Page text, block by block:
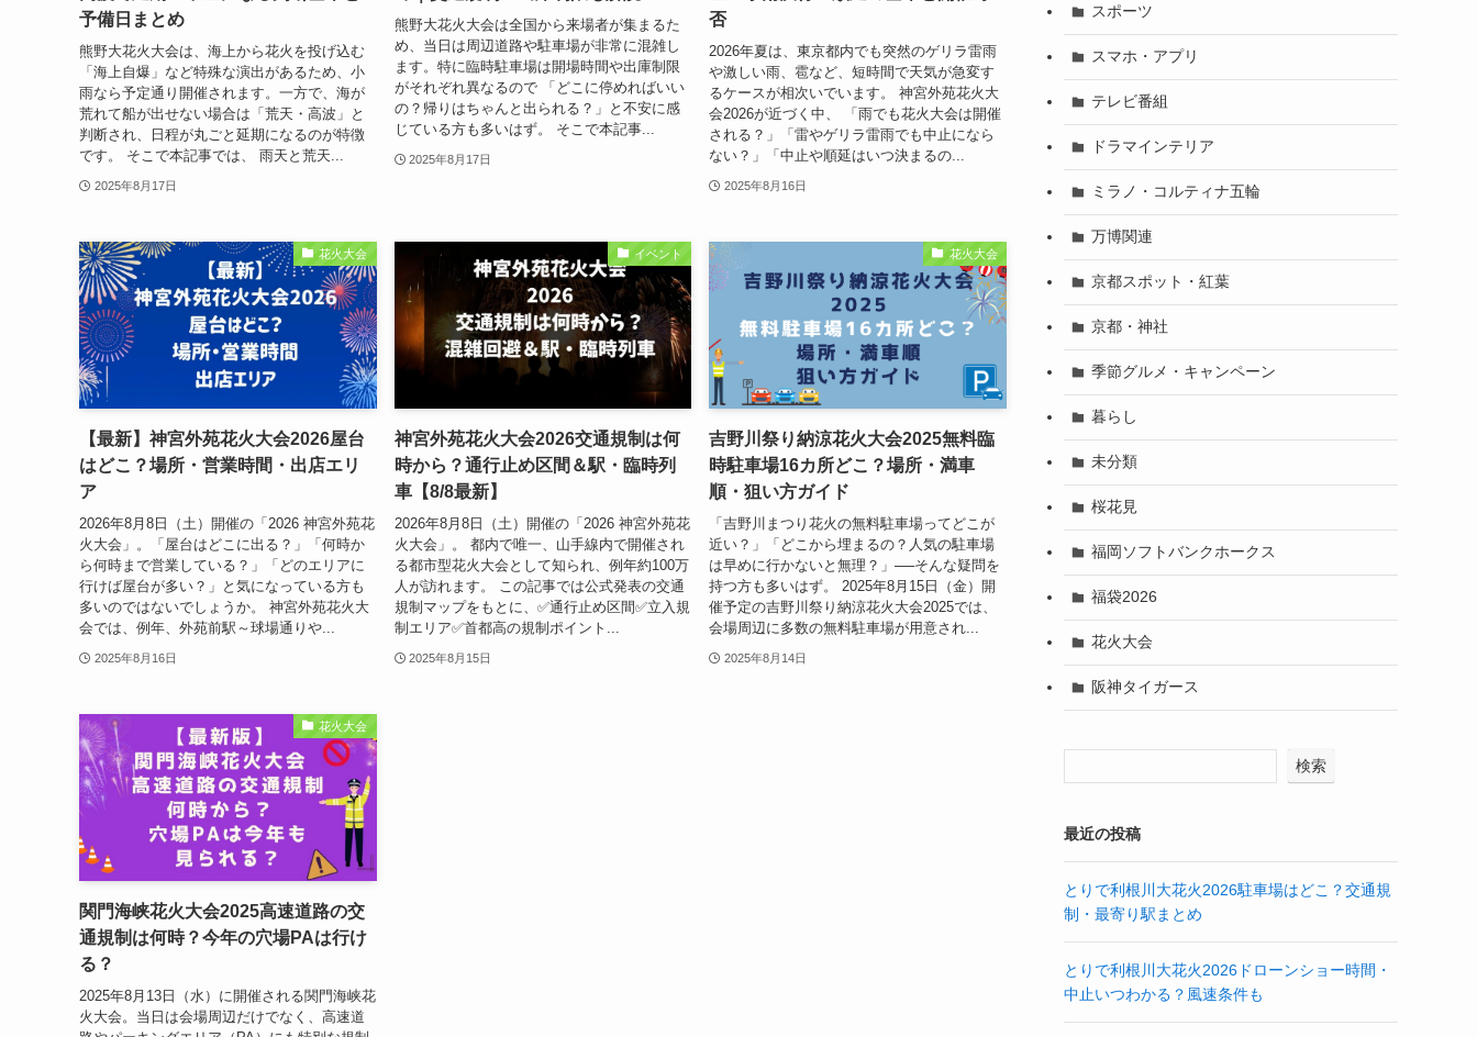
予備日まとめ
熊野大花火大会は、海上から花火を投げ込む
「海上自爆」など特殊な演出があるため、小
雨なら予定通り開催されます。一方で、海が
荒れて船が出せない場合は「荒天・高波」と
判断され、日程が丸ごと延期になるのが特徴
です。 そこで本記事では、 雨天と荒天...
2025年8月17日
熊野大花火大会は全国から来場者が集まるた
め、当日は周辺道路や駐車場が非常に混雑し
ます。特に臨時駐車場は開場時間や出庫制限
がそれぞれ異なるので 「どこに停めればいい
の？帰りはちゃんと出られる？」と不安に感
じている方も多いはず。 そこで本記事...
2025年8月17日
否
2026年夏は、東京都内でも突然のゲリラ雷雨
や激しい雨、雹など、短時間で天気が急変す
るケースが相次いでいます。 神宮外苑花火大
会2026が近づく中、 「雨でも花火大会は開催
される？」「雷やゲリラ雷雨でも中止になら
ない？」「中止や順延はいつ決まるの...
2025年8月16日
花火大会
【最新】神宮外苑花火大会2026屋台
はどこ？場所・営業時間・出店エリ
ア
2026年8月8日（土）開催の「2026 神宮外苑花
火大会」。「屋台はどこに出る？」「何時か
ら何時まで営業している？」「どのエリアに
行けば屋台が多い？」と気になっている方も
多いのではないでしょうか。 神宮外苑花火大
会では、例年、外苑前駅～球場通りや...
2025年8月16日
イベント
神宮外苑花火大会2026交通規制は何
時から？通行止め区間＆駅・臨時列
車【8/8最新】
2026年8月8日（土）開催の「2026 神宮外苑花
火大会」。 都内で唯一、山手線内で開催され
る都市型花火大会として知られ、例年約100万
人が訪れます。 この記事では公式発表の交通
規制マップをもとに、✅通行止め区間✅立入規
制エリア✅首都高の規制ポイント...
2025年8月15日
花火大会
吉野川祭り納涼花火大会2025無料臨
時駐車場16カ所どこ？場所・満車
順・狙い方ガイド
「吉野川まつり花火の無料駐車場ってどこが
近い？」「どこから埋まるの？人気の駐車場
は早めに行かないと無理？」──そんな疑問を
持つ方も多いはず。 2025年8月15日（金）開
催予定の吉野川祭り納涼花火大会2025では、
会場周辺に多数の無料駐車場が用意され...
2025年8月14日
花火大会
関門海峡花火大会2025高速道路の交
通規制は何時？今年の穴場PAは行け
る？
2025年8月13日（水）に開催される関門海峡花
火大会。当日は会場周辺だけでなく、高速道
スポーツ
スマホ・アプリ
テレビ番組
ドラマインテリア
ミラノ・コルティナ五輪
万博関連
京都スポット・紅葉
京都・神社
季節グルメ・キャンペーン
暮らし
未分類
桜花見
福岡ソフトバンクホークス
福袋2026
花火大会
阪神タイガース
検索
最近の投稿
とりで利根川大花火2026駐車場はどこ？交通規
制・最寄り駅まとめ
とりで利根川大花火2026ドローンショー時間・
中止いつわかる？風速条件も